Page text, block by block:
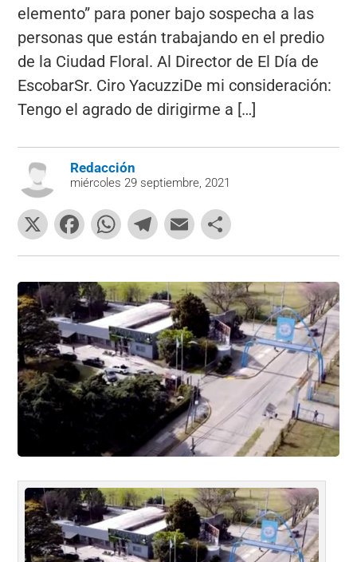
elemento” para poner bajo sospecha a las
personas que están trabajando en el predio
de la Ciudad Floral. Al Director de El Día de
EscobarSr. Ciro YacuzziDe mi consideración:
Tengo el agrado de dirigirme a […]
Redacción
miércoles 29 septiembre, 2021
X
F
a
c
e
b
o
o
k
W
h
at
s
A
p
p
T
el
e
gr
a
m
E
m
ai
l
o
m
p
ar
tir